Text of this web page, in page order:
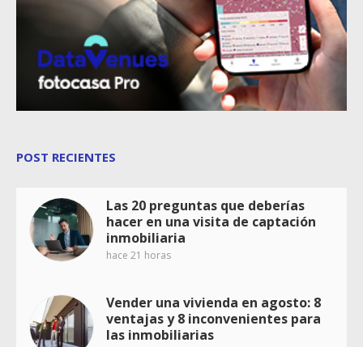
POST RECIENTES
Las 20 preguntas que deberías
hacer en una visita de captación
inmobiliaria
hace 21 horas
Vender una vivienda en agosto: 8
ventajas y 8 inconvenientes para
las inmobiliarias